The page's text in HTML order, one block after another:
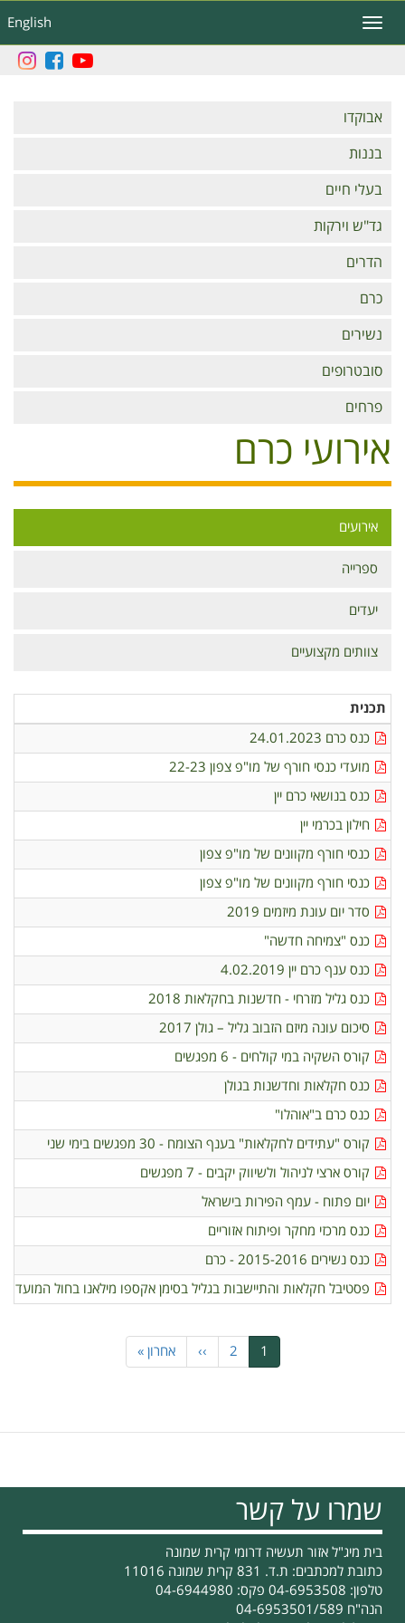
לתוכן
העיקרי
English
Toggle
navigation
Branches
אבוקדו
בננות
בעלי חיים
גד"ש וירקות
הדרים
כרם
נשירים
סובטרופים
פרחים
אירועי כרם
תפריט
כרם
אירועים
ספרייה
יעדים
צוותים מקצועיים
תכנית
כנס כרם 24.01.2023
מועדי כנסי חורף של מו"פ צפון 22-23
כנס בנושאי כרם יין
חילון בכרמי יין
כנסי חורף מקוונים של מו"פ צפון
כנסי חורף מקוונים של מו"פ צפון
סדר יום עונת מיזמים 2019
כנס "צמיחה חדשה"
כנס ענף כרם יין 4.02.2019
כנס גליל מזרחי - חדשנות בחקלאות 2018
סיכום עונה מיזם הזבוב גליל – גולן 2017
קורס השקיה במי קולחים - 6 מפגשים
כנס חקלאות וחדשנות בגולן
כנס כרם ב"אוהלו"
קורס "עתידים לחקלאות" בענף הצומח - 30 מפגשים בימי שני
קורס ארצי לניהול ולשיווק יקבים - 7 מפגשים
יום פתוח - עמף הפירות בישראל
כנס מרכזי מחקר ופיתוח אזוריים
כנס נשירים 2015-2016 - כרם
פסטיבל חקלאות והתיישבות בגליל בסימן אקספו מילאנו בחול המועד
דף
נוכחי
1 דף
2
הדף
הבא
››
הדף
האחרון
אחרון »
שמרו על קשר
בית מיג"ל אזור תעשיה דרומי קרית שמונה
כתובת למכתבים: ת.ד. 831 קרית שמונה 11016
טלפון: 04-6953508 פקס: 04-6944980
הנה"ח 04-6953501/589